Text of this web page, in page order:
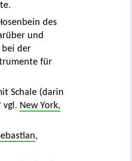
des
und
bei der
für
Schale (darin
vgl. New York,
,